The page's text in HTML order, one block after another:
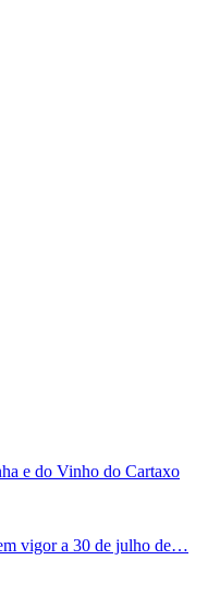
e do Vinho do Cartaxo
vigor a 30 de julho de…